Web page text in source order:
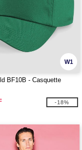
W1
BF10B - Casquette
-18%